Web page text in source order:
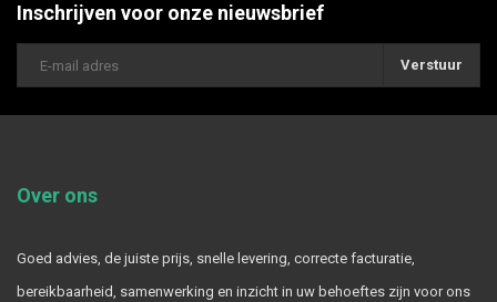
Inschrijven voor onze nieuwsbrief
Verstuur
Over ons
Goed advies, de juiste prijs, snelle levering, correcte facturatie,
bereikbaarheid, samenwerking en inzicht in uw behoeftes zijn voor ons